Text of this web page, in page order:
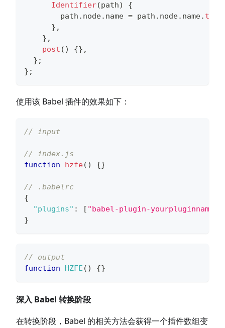
Identifier(path)
{
        path
. node. name = path . node. name.
} ,
} ,
post ( ) {} ,
} ;
} ;
使用该 Babel 插件的效果如下：
// input
// index.js
function
hzfe( ) {}
// .babelrc
{
"plugins" : [ "babel-plugin-yourpluginname"
}
// output
function
HZFE ( ) {}
深入 Babel 转换阶段
在转换阶段，Babel 的相关方法会获得一个插件数组变